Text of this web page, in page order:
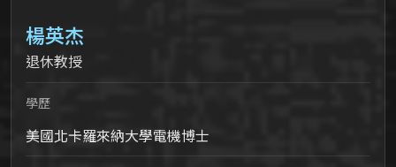
楊英杰
退休教授
學歷
美國北卡羅來納大學電機博士